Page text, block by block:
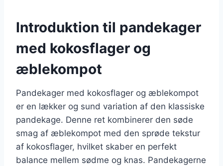
Introduktion til pandekager
med kokosflager og
æblekompot
Pandekager med kokosflager og æblekompot
er en lækker og sund variation af den klassiske
pandekage. Denne ret kombinerer den søde
smag af æblekompot med den sprøde tekstur
af kokosflager, hvilket skaber en perfekt
balance mellem sødme og knas. Pandekagerne